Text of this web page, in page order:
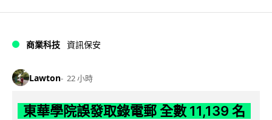
商業科技 資訊保安
Lawton 22 小時
東華學院誤發取錄電郵 全數 11,139 名